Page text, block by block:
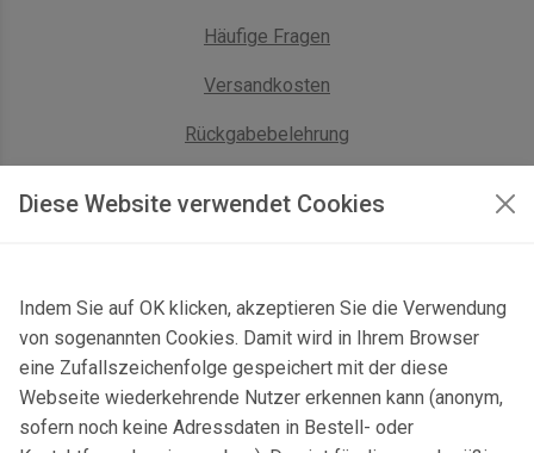
Diese Website verwendet Cookies
Indem Sie auf OK klicken, akzeptieren Sie die Verwendung
von sogenannten Cookies. Damit wird in Ihrem Browser
eine Zufallszeichenfolge gespeichert mit der diese
Webseite wiederkehrende Nutzer erkennen kann (anonym,
sofern noch keine Adressdaten in Bestell- oder
Häufige Fragen
Versandkosten
Rückgabebelehrung
Kontaktformular & Anfahrt
Gersbach 10, 74589 Satteldorf, Deutschland
mail@topgeo.com